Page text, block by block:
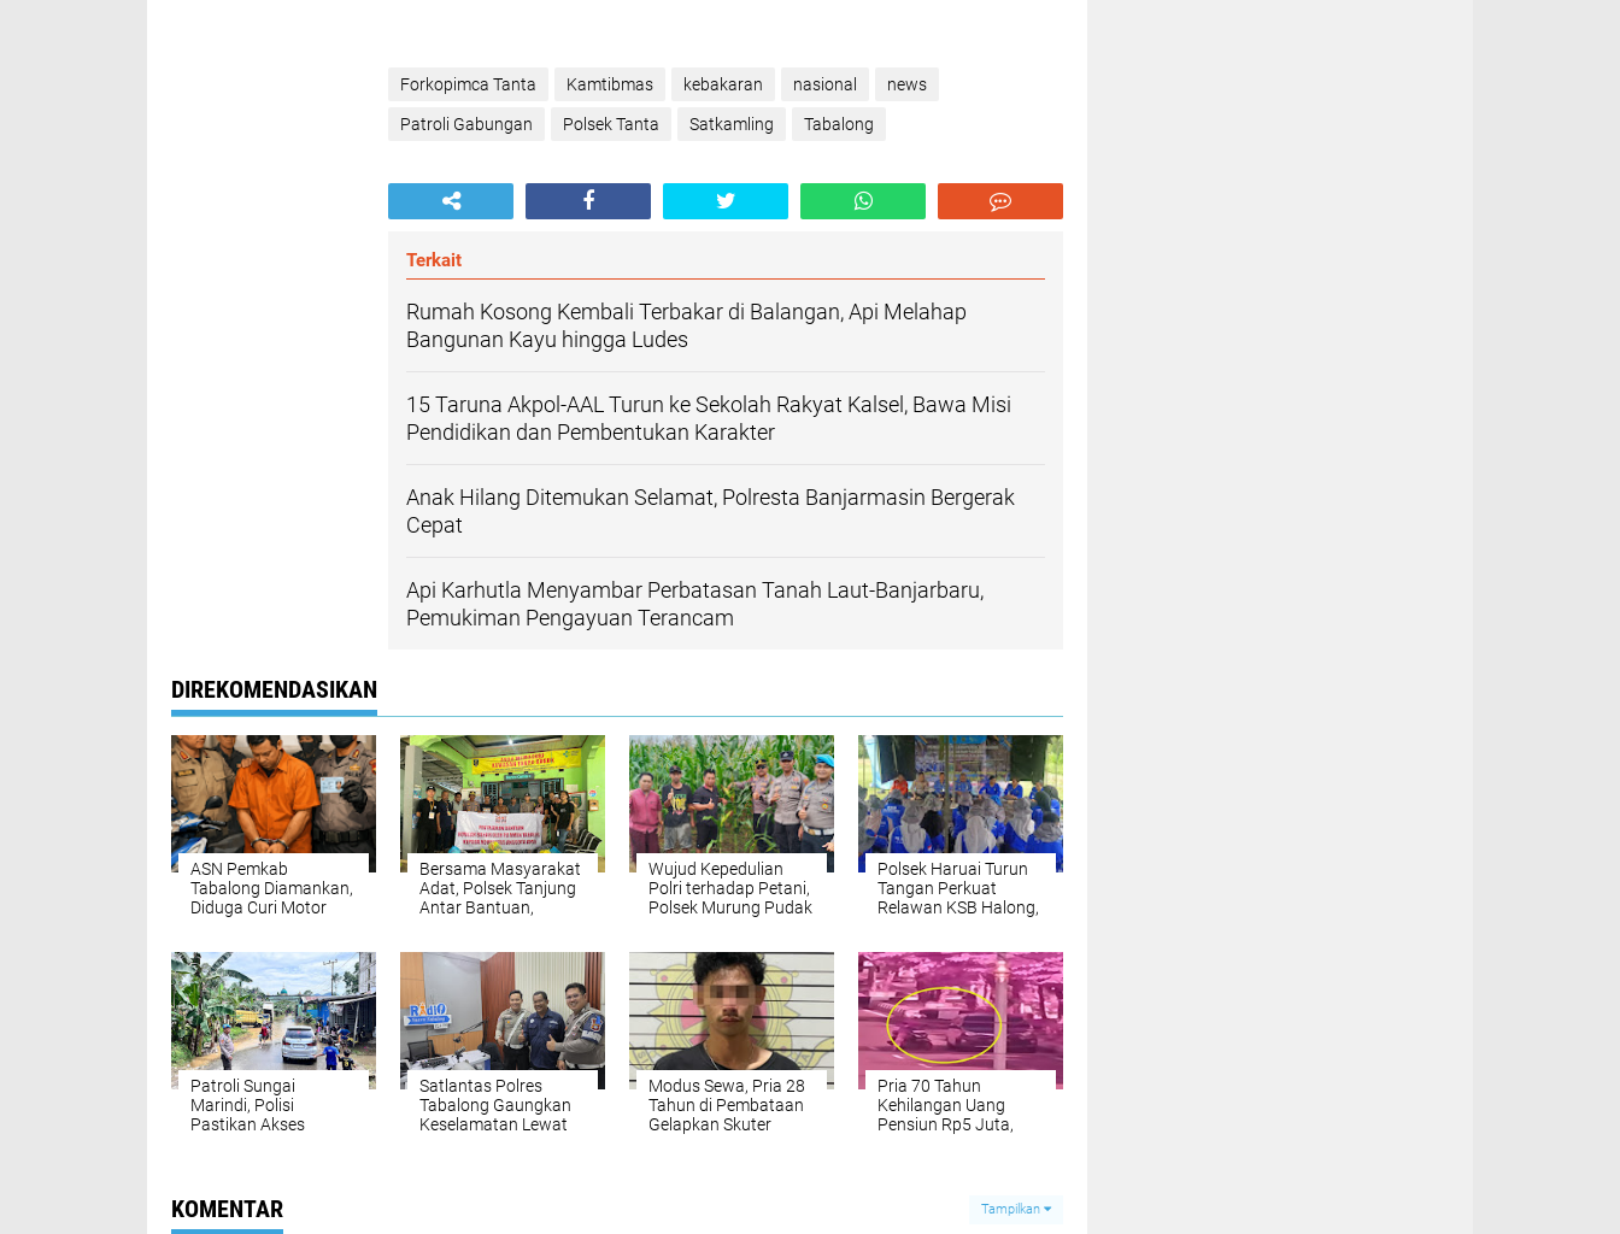
Forkopimca Tanta Kamtibmas kebakaran nasional news
Patroli Gabungan Polsek Tanta Satkamling Tabalong
Terkait
Rumah Kosong Kembali Terbakar di Balangan, Api Melahap
Bangunan Kayu hingga Ludes
15 Taruna Akpol-AAL Turun ke Sekolah Rakyat Kalsel, Bawa Misi
Pendidikan dan Pembentukan Karakter
Anak Hilang Ditemukan Selamat, Polresta Banjarmasin Bergerak
Cepat
Api Karhutla Menyambar Perbatasan Tanah Laut-Banjarbaru,
Pemukiman Pengayuan Terancam
DIREKOMENDASIKAN
ASN Pemkab
Tabalong Diamankan,
Diduga Curi Motor
Bersama Masyarakat
Adat, Polsek Tanjung
Antar Bantuan,
Juai
Wujud Kepedulian
Polri terhadap Petani,
Polsek Murung Pudak
Polsek Haruai Turun
Tangan Perkuat
Relawan KSB Halong,
dari Desa
Patroli Sungai
Marindi, Polisi
Pastikan Akses
Satlantas Polres
Tabalong Gaungkan
Keselamatan Lewat
Modus Sewa, Pria 28
Tahun di Pembataan
Gelapkan Skuter
Pria 70 Tahun
Kehilangan Uang
Pensiun Rp5 Juta,
KOMENTAR Tampilkan